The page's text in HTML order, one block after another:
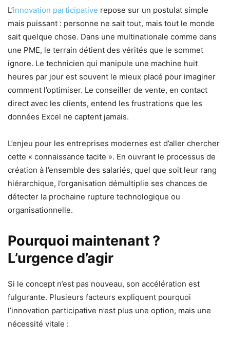
L’innovation participative repose sur un postulat simple
mais puissant : personne ne sait tout, mais tout le monde
sait quelque chose. Dans une multinationale comme dans
une PME, le terrain détient des vérités que le sommet
ignore. Le technicien qui manipule une machine huit
heures par jour est souvent le mieux placé pour imaginer
comment l’optimiser. Le conseiller de vente, en contact
direct avec les clients, entend les frustrations que les
données Excel ne captent jamais.
L’enjeu pour les entreprises modernes est d’aller chercher
cette « connaissance tacite ». En ouvrant le processus de
création à l’ensemble des salariés, quel que soit leur rang
hiérarchique, l’organisation démultiplie ses chances de
détecter la prochaine rupture technologique ou
organisationnelle.
Pourquoi maintenant ?
L’urgence d’agir
Si le concept n’est pas nouveau, son accélération est
fulgurante. Plusieurs facteurs expliquent pourquoi
l’innovation participative n’est plus une option, mais une
nécessité vitale :